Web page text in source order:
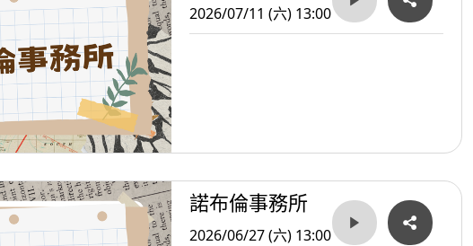
2026/07/11 (六) 13:00
諾布倫事務所
2026/06/27 (六) 13:00